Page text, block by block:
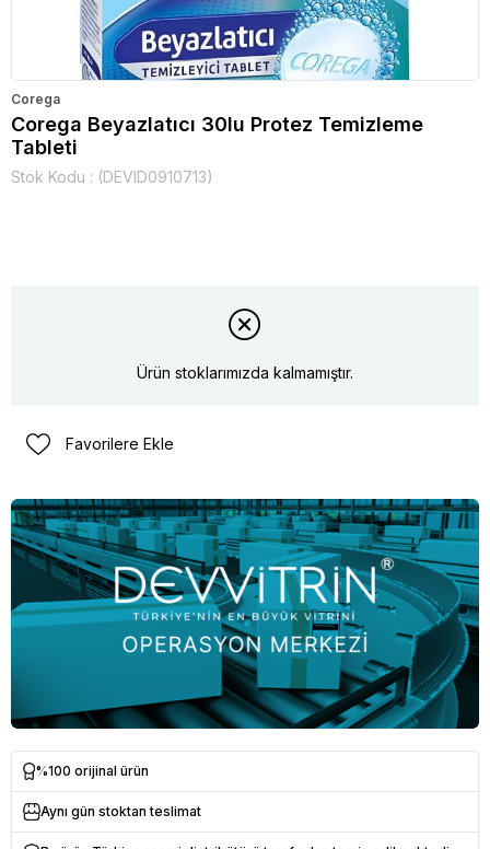
Corega
Corega Beyazlatıcı 30lu Protez Temizleme
Tableti
Stok Kodu (DEVID0910713)
Ürün stoklarımızda kalmamıştır.
Favorilere Ekle
%100 orijinal ürün
Aynı gün stoktan teslimat